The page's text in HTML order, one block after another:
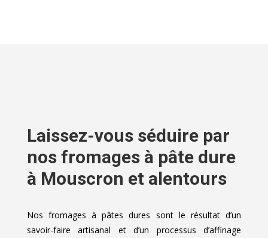
Laissez-vous séduire par
nos fromages à pâte dure
à Mouscron et alentours
Nos fromages à pâtes dures sont le résultat d’un
savoir-faire artisanal et d’un processus d’affinage